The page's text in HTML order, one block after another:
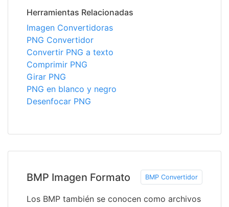
Herramientas Relacionadas
Imagen Convertidoras
PNG Convertidor
Convertir PNG a texto
Comprimir PNG
Girar PNG
PNG en blanco y negro
Desenfocar PNG
BMP Imagen Formato BMP Convertidor
Los BMP también se conocen como archivos